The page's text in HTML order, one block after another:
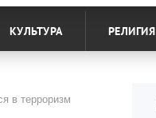
КУЛЬТУРА РЕЛИГИЯ
в терроризм